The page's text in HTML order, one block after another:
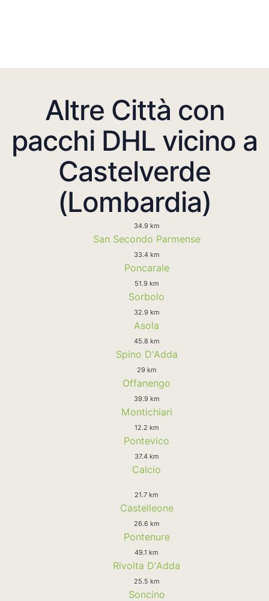
Altre Città con
pacchi DHL vicino a
Castelverde
(Lombardia)
34.9 km
San Secondo Parmense
33.4 km
Poncarale
51.9 km
Sorbolo
32.9 km
Asola
45.8 km
Spino D'Adda
29 km
Offanengo
39.9 km
Montichiari
12.2 km
Pontevico
37.4 km
Calcio
21.7 km
Castelleone
26.6 km
Pontenure
49.1 km
Rivolta D'Adda
25.5 km
Soncino